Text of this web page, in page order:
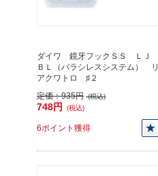
ダイワ 鏡牙フックＳＳ ＬＪ
ＢＬ（バラシレスシステム） リ
アクワトロ ♯２
定価：935円 (税込)
748円 (税込)
6ポイント獲得